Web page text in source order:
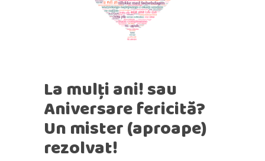
La mulți ani! sau
Aniversare fericită?
Un mister (aproape)
rezolvat!